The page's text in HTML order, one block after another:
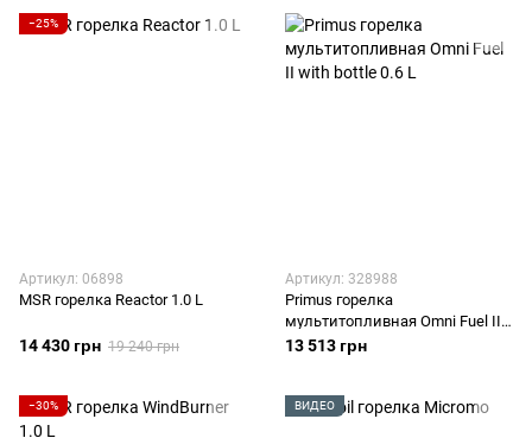
−25%
Артикул: 06898
MSR горелка Reactor 1.0 L
14 430 грн 19 240 грн
Артикул: 328988
Primus горелка
мультитопливная Omni Fuel II
with bottle 0.6 L
13 513 грн
−30% ВИДЕО